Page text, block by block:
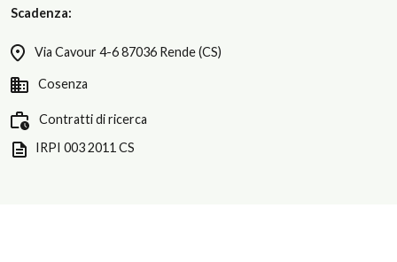
Scadenza:
Via Cavour 4-6 87036 Rende (CS)
Cosenza
Contratti di ricerca
IRPI 003 2011 CS